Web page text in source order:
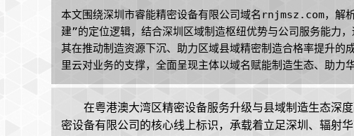
本文围绕深圳市睿能精密设备有限公司域名rnjmsz.com，解
建”的定位逻辑，结合深圳区域制造枢纽优势与公司服务能力
其在推动制造资源下沉、助力区域县域精密制造合格率提升
里云对业务的支撑，全面呈现主体以域名赋能制造生态、助力
在粤港澳大湾区精密设备服务升级与县域制造生态深
密设备有限公司的核心线上标识，承载着立足深圳、辐射